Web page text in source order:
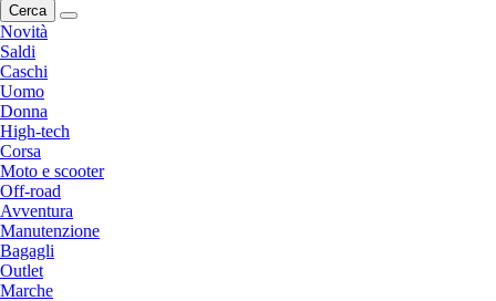
Cerca
Novità
Saldi
Caschi
Uomo
Donna
High-tech
Corsa
Moto e scooter
Off-road
Avventura
Manutenzione
Bagagli
Outlet
Marche